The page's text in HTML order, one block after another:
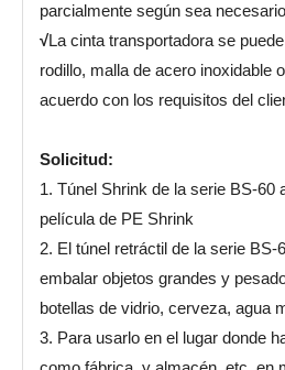
parcialmente según sea
√La cinta transportadora se
rodillo, malla de acero inoxidable
acuerdo con los requisitos del
Solicitud:
1. Túnel Shrink de la serie BS-60
película de PE Shrink
2. El túnel retráctil de la serie BS-
embalar objetos grandes y
botellas de vidrio, cerveza, agua
3. Para usarlo en el lugar donde